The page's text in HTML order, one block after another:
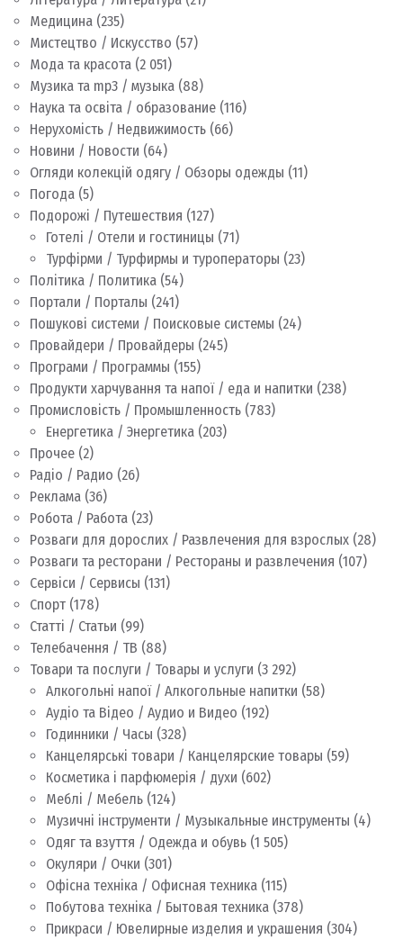
Медицина (235)
Мистецтво / Искусство (57)
Мода та красота (2 051)
Музика та mp3 / музыка (88)
Наука та освіта / образование (116)
Нерухомість / Недвижимость (66)
Новини / Новости (64)
Огляди колекцій одягу / Обзоры одежды (11)
Погода (5)
Подорожі / Путешествия (127)
Готелі / Отели и гостиницы (71)
Турфірми / Турфирмы и туроператоры (23)
Політика / Политика (54)
Портали / Порталы (241)
Пошукові системи / Поисковые системы (24)
Провайдери / Провайдеры (245)
Програми / Программы (155)
Продукти харчування та напої / еда и напитки (238)
Промисловість / Промышленность (783)
Енергетика / Энергетика (203)
Прочее (2)
Радіо / Радио (26)
Реклама (36)
Робота / Работа (23)
Розваги для дорослих / Развлечения для взрослых (28)
Розваги та ресторани / Рестораны и развлечения (107)
Сервіси / Сервисы (131)
Спорт (178)
Статті / Статьи (99)
Телебачення / ТВ (88)
Товари та послуги / Товары и услуги (3 292)
Алкогольні напої / Алкогольные напитки (58)
Аудіо та Відео / Аудио и Видео (192)
Годинники / Часы (328)
Канцелярські товари / Канцелярские товары (59)
Косметика і парфюмерія / духи (602)
Меблі / Мебель (124)
Музичні інструменти / Музыкальные инструменты (4)
Одяг та взуття / Одежда и обувь (1 505)
Окуляри / Очки (301)
Офісна техніка / Офисная техника (115)
Побутова техніка / Бытовая техника (378)
Прикраси / Ювелирные изделия и украшения (304)